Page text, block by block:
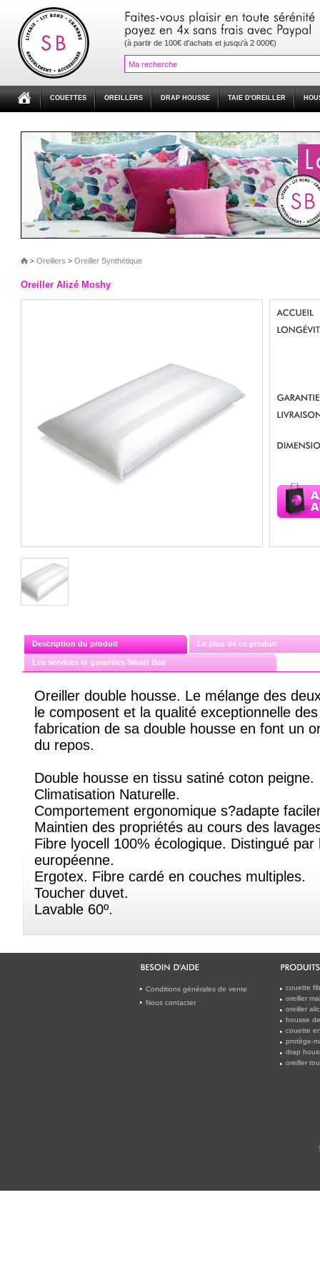
(à partir de 100€ d'achats et jusqu'à 2 000€)
COUETTES OREILLERS DRAP HOUSSE TAIE D'OREILLER
> Oreillers > Oreiller Synthétique
Oreiller Alizé Moshy
Description du produit Le plus de ce produit
Les services et garanties Smart Bed
Oreiller double housse. Le mélange des
le composent et la qualité exceptionnelle
fabrication de sa double housse en font un
du repos.
Double housse en tissu satiné coton peigne.
Climatisation Naturelle.
Comportement ergonomique s?adapte
Maintien des propriétés au cours des
Fibre lyocell 100% écologique. Distingué
européenne.
Ergotex. Fibre cardé en couches multiples.
Toucher duvet.
Lavable 60º.
Conditions générales de vente
Nous contacter
couette
oreiller
oreiller
housse
couette
protège-
drap
oreiller